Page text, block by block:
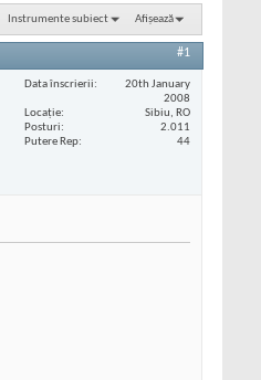
Instrumente subiect Afișează
#1
Data înscrierii
20th January
2008
Locaţie
Sibiu, RO
Posturi
2.011
Putere Rep
44